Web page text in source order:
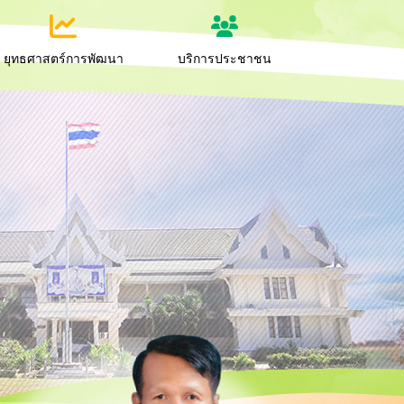
ยุทธศาสตร์การพัฒนา บริการประชาชน